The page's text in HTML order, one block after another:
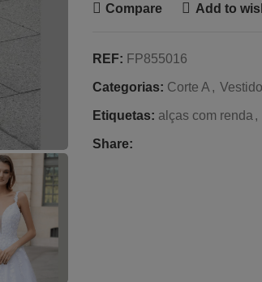
Compare Add to
REF: FP855016
Categorias: Corte A ,
Etiquetas: alças com renda ,
Share: